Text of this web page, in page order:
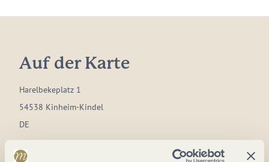
Auf der Karte
Harelbekeplatz 1
54538 Kinheim-Kindel
DE
Tel.: